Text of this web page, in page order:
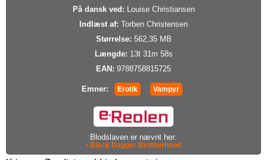
På dansk ved: Louise Christiansen
Indlæst af: Torben Christensen
Størrelse: 562,35 MB
Længde: 13t 31m 58s
EAN: 9788758815725
Emner: Erotik Vampyr
Blodslaven er nævnt her:
• Black Dagger Brotherhood